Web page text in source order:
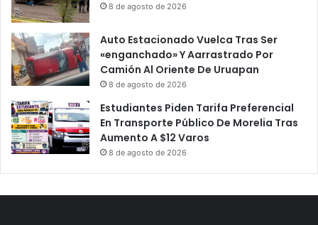
8 de agosto de 2026
Auto Estacionado Vuelca Tras Ser
«enganchado» Y Aarrastrado Por
Camión Al Oriente De Uruapan
8 de agosto de 2026
Estudiantes Piden Tarifa Preferencial
En Transporte Público De Morelia Tras
Aumento A $12 Varos
8 de agosto de 2026